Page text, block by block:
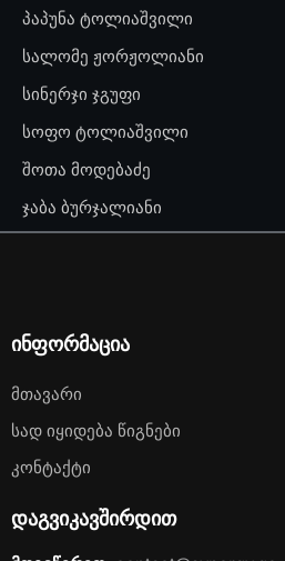
პაპუნა ტოლიაშვილი
სალომე ჟორჟოლიანი
სინერჯი ჯგუფი
სოფო ტოლიაშვილი
შოთა მოდებაძე
ჯაბა ბურჯალიანი
ინფორმაცია
Მთავარი
Სად Იყიდება Წიგნები
Კონტაქტი
დაგვიკავშირდით